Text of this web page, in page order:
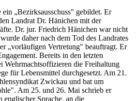
„Bezirksausschuss" gebildet. Er
Landrat Dr. Hänichen mit der
Dr. jur. Friedrich Hänichen war nicht
daher nach dem Tod des Landrates
„vorläufigen Vertretung" beauftragt. Er
Bereits in den letzten
Wehrmachtsoffizieren die Freihaltung
für Lebensmittel durchgesetzt. Am 21.
Zwickau und bat um
Am 25. und 26. Mai schrieb er
englischer Sprache, an die